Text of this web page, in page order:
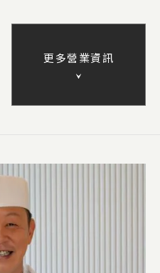
更多營業資訊